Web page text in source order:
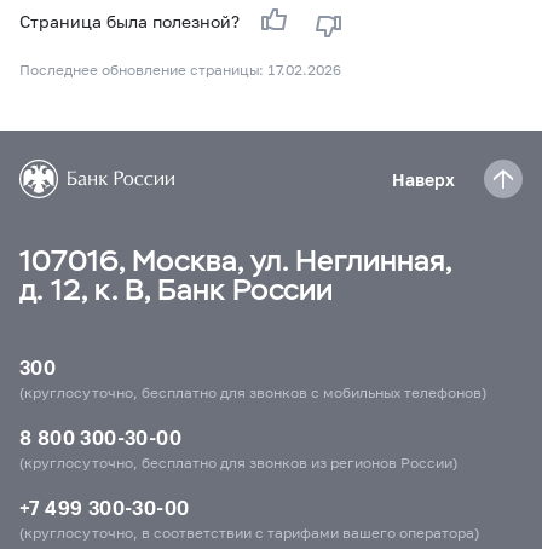
Страница была полезной?
Последнее обновление страницы: 17.02.2026
Наверх
107016, Москва, ул. Неглинная,
д. 12, к. В, Банк России
300
(круглосуточно, бесплатно для звонков с мобильных телефонов)
8 800 300-30-00
(круглосуточно, бесплатно для звонков из регионов России)
+7 499 300-30-00
(круглосуточно, в соответствии с тарифами вашего оператора)